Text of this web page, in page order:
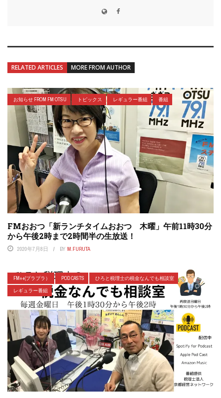
RELATED ARTICLES MORE FROM AUTHOR
お知らせ FROM FM OTSU トピックス レギュラー番組 番組
FMおおつ「新ランチタイムおおつ 木曜」午前11時30分
から午後2時まで2時間半の生放送！
2020年7月8日 BY M.FURUTA
FM++(プラプラ） POD CASTS
ひろと税理士の税金なんでも相談室
レギュラー番組